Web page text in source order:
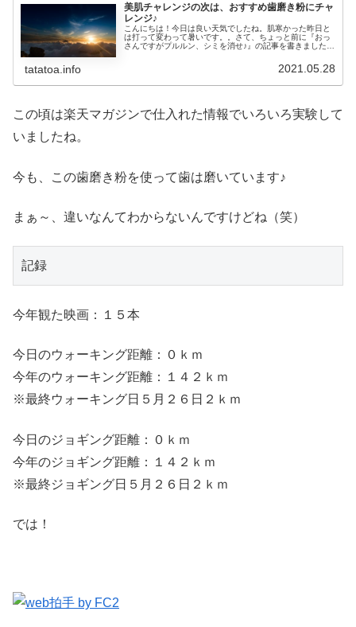
美肌チャレンジの次は、おすすめ歯磨き粉にチャ
レンジ♪
こんにちは！今日は良い天気でしたね。肌寒かった昨日と
は打って変わって暑いです。。さて、ちょっと前に『おっ
さんですがプルルン、シミを消せ♪』の記事を書きました♪
tatatoa.info 2021.05.28
この頃は楽天マガジンで仕入れた情報でいろいろ実験して
いましたね。
今も、この歯磨き粉を使って歯は磨いています♪
まぁ～、違いなんてわからないんですけどね（笑）
記録
今年観た映画：１５本
今日のウォーキング距離：０ｋｍ
今年のウォーキング距離：１４２ｋｍ
※最終ウォーキング日５月２６日２ｋｍ
今日のジョギング距離：０ｋｍ
今年のジョギング距離：１４２ｋｍ
※最終ジョギング日５月２６日２ｋｍ
では！